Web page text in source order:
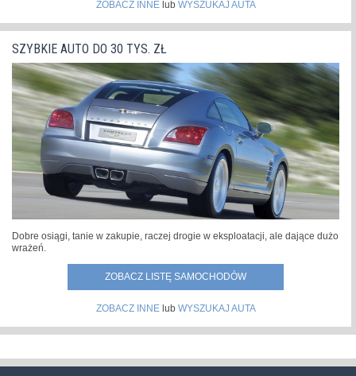
ZOBACZ INNElub WYSZUKAJ AUTA
SZYBKIE AUTO DO 30 TYS. ZŁ
Dobre osiągi, tanie w zakupie, raczej drogie w eksploatacji, ale dające dużo
wrażeń.
ZOBACZ LISTĘ SAMOCHODÓW
ZOBACZ INNElub WYSZUKAJ AUTA